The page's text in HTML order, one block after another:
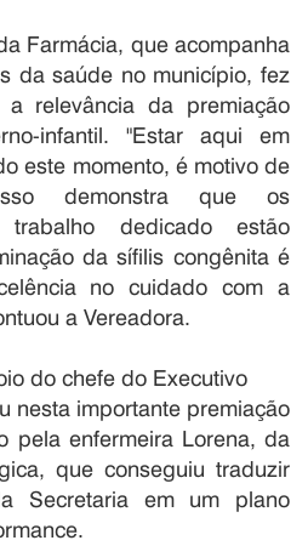
Farmácia, que acompanha
da saúde no município, fez
relevância da premiação
infantil. "Estar aqui em
este momento, é motivo de
demonstra que os
dedicado estão
da sífilis congênita é
no cuidado com a
a Vereadora.
do chefe do Executivo
nesta importante premiação
pela enfermeira Lorena, da
que conseguiu traduzir
Secretaria em um plano